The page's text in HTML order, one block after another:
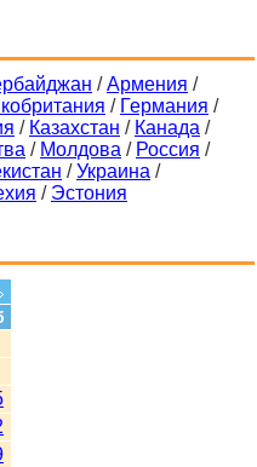
/Армения /
/ Германия /
/ Казахстан / Канада /
/ Молдова / Россия /
/Украина /
/ Эстония